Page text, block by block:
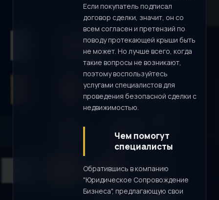
Если покупатель подписал
договор сделки, значит, он со
всем согласен и претензий по
поводу протекающей крыши быть
не может. Но лучше всего, когда
такие вопросы не возникают,
поэтому воспользуйтесь
услугами специалистов для
проведения безопасной сделки с
недвижимостью.
Чем помогут
специалисты
Обратившись в компанию
"Юридическое Сопровождение
Бизнеса", предлагающую свои